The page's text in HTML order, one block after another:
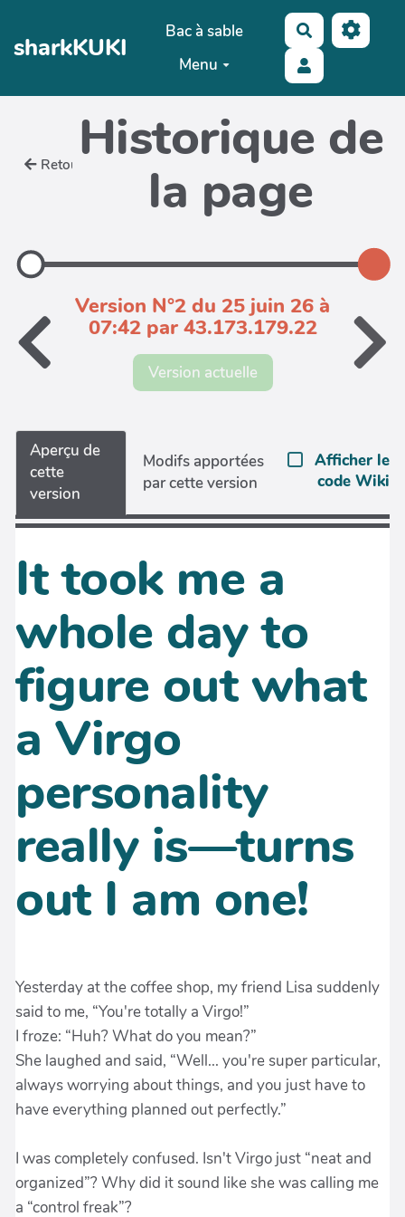
Aller au contenu principal
sharkKUKI
Bac à sable
Menu
Rechercher
Retour Historique de
la page
Version N°2 du 25 juin 26 à
07:42 par 43.173.179.22
Version actuelle
Aperçu de
cette
version
Modifs apportées
par cette version
Afficher le
code Wiki